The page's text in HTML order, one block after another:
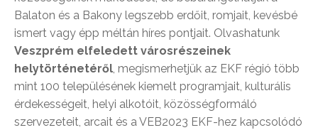
Balaton és a Bakony legszebb erdőit, romjait, kevésbé
ismert vagy épp méltán híres pontjait. Olvashatunk
Veszprém elfeledett városrészeinek
helytörténetéről, megismerhetjük az EKF régió több
mint 100 településének kiemelt programjait, kulturális
érdekességeit, helyi alkotóit, közösségformáló
szervezeteit, arcait és a VEB2023 EKF-hez kapcsolódó